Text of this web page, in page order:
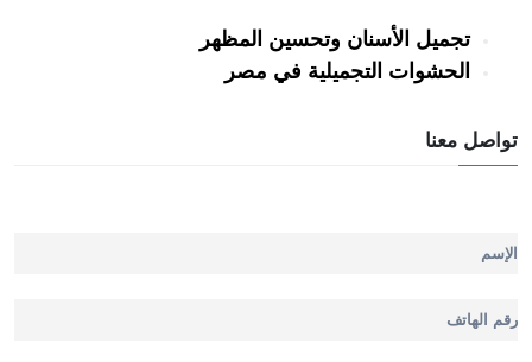
تجميل الأسنان وتحسين المظهر
الحشوات التجميلية في مصر
تواصل معنا